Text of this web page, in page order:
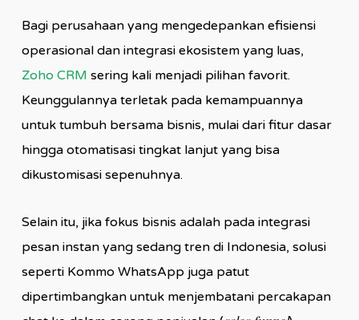
Bagi perusahaan yang mengedepankan efisiensi
operasional dan integrasi ekosistem yang luas,
Zoho CRM sering kali menjadi pilihan favorit.
Keunggulannya terletak pada kemampuannya
untuk tumbuh bersama bisnis, mulai dari fitur dasar
hingga otomatisasi tingkat lanjut yang bisa
dikustomisasi sepenuhnya.
Selain itu, jika fokus bisnis adalah pada integrasi
pesan instan yang sedang tren di Indonesia, solusi
seperti Kommo WhatsApp juga patut
dipertimbangkan untuk menjembatani percakapan